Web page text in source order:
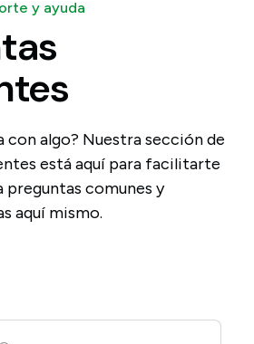
y ayuda
con algo? Nuestra sección de
está aquí para facilitarte
preguntas comunes y
aquí mismo.